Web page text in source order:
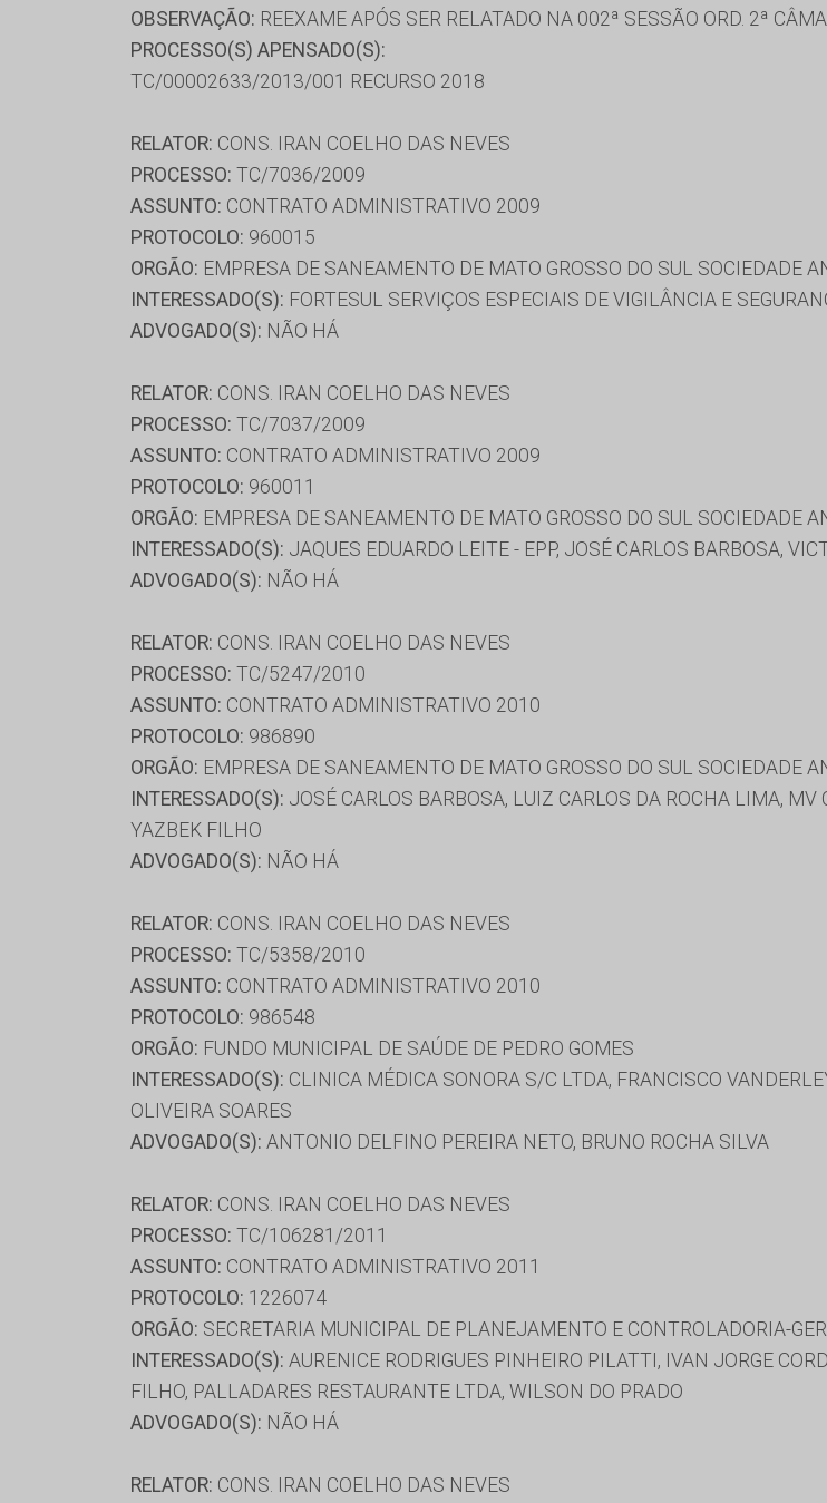
OBSERVAÇÃO: REEXAME APÓS SER RELATADO NA 002ª SESSÃO ORD. 2ª
PROCESSO(S) APENSADO(S):
TC/00002633/2013/001 RECURSO 2018
RELATOR: CONS. IRAN COELHO DAS NEVES
PROCESSO: TC/7036/2009
ASSUNTO: CONTRATO ADMINISTRATIVO 2009
PROTOCOLO: 960015
ORGÃO: EMPRESA DE SANEAMENTO DE MATO GROSSO DO SUL SOCIEDADE
INTERESSADO(S): FORTESUL SERVIÇOS ESPECIAIS DE VIGILÂNCIA E
ADVOGADO(S): NÃO HÁ
RELATOR: CONS. IRAN COELHO DAS NEVES
PROCESSO: TC/7037/2009
ASSUNTO: CONTRATO ADMINISTRATIVO 2009
PROTOCOLO: 960011
ORGÃO: EMPRESA DE SANEAMENTO DE MATO GROSSO DO SUL SOCIEDADE
INTERESSADO(S): JAQUES EDUARDO LEITE - EPP, JOSÉ CARLOS BARBOSA,
ADVOGADO(S): NÃO HÁ
RELATOR: CONS. IRAN COELHO DAS NEVES
PROCESSO: TC/5247/2010
ASSUNTO: CONTRATO ADMINISTRATIVO 2010
PROTOCOLO: 986890
ORGÃO: EMPRESA DE SANEAMENTO DE MATO GROSSO DO SUL SOCIEDADE
INTERESSADO(S): JOSÉ CARLOS BARBOSA, LUIZ CARLOS DA ROCHA LIMA,
YAZBEK FILHO
ADVOGADO(S): NÃO HÁ
RELATOR: CONS. IRAN COELHO DAS NEVES
PROCESSO: TC/5358/2010
ASSUNTO: CONTRATO ADMINISTRATIVO 2010
PROTOCOLO: 986548
ORGÃO: FUNDO MUNICIPAL DE SAÚDE DE PEDRO GOMES
INTERESSADO(S): CLINICA MÉDICA SONORA S/C LTDA, FRANCISCO
OLIVEIRA SOARES
ADVOGADO(S): ANTONIO DELFINO PEREIRA NETO, BRUNO ROCHA SILVA
RELATOR: CONS. IRAN COELHO DAS NEVES
PROCESSO: TC/106281/2011
ASSUNTO: CONTRATO ADMINISTRATIVO 2011
PROTOCOLO: 1226074
ORGÃO: SECRETARIA MUNICIPAL DE PLANEJAMENTO E CONTROLADORIA-
INTERESSADO(S): AURENICE RODRIGUES PINHEIRO PILATTI, IVAN JORGE
FILHO, PALLADARES RESTAURANTE LTDA, WILSON DO PRADO
ADVOGADO(S): NÃO HÁ
RELATOR: CONS. IRAN COELHO DAS NEVES